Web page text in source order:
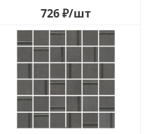
726₽/шт